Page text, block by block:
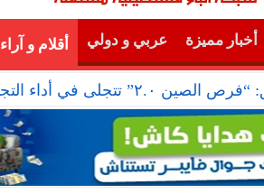
أخبار مميزة عربي و دولي أقلام و آراء
٢.٠” تتجلى في أداء التجارة الخارجية